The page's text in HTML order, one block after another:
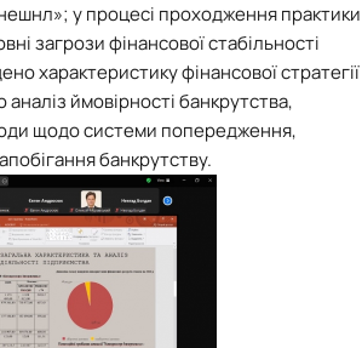
у процесі проходження практики
загрози фінансової стабільності
характеристику фінансової стратегії
ймовірності банкрутства,
щодо системи попередження,
банкрутству.